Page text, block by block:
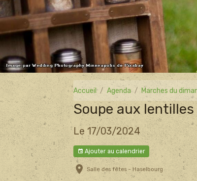
Accueil Agenda Marches du
Soupe aux lentilles
Le 17/03/2024
Ajouter au calendrier
Salle des fêtes - Haselbourg